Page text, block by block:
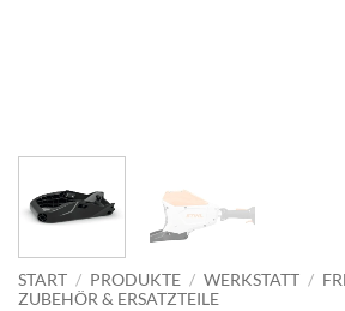
START / PRODUKTE / WERKSTATT /
ZUBEHÖR & ERSATZTEILE